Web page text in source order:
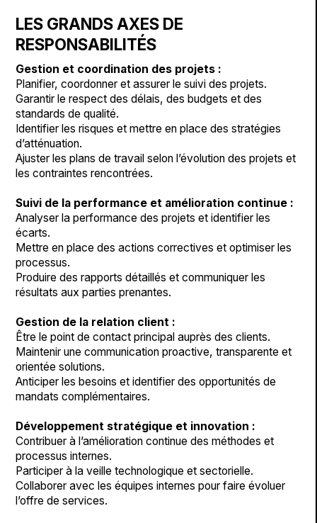
LES GRANDS AXES DE
RESPONSABILITÉS
Gestion et coordination des projets :
Planifier, coordonner et assurer le suivi des projets.
Garantir le respect des délais, des budgets et des
standards de qualité.
Identifier les risques et mettre en place des stratégies
d’atténuation.
Ajuster les plans de travail selon l’évolution des projets et
les contraintes rencontrées.
Suivi de la performance et amélioration continue :
Analyser la performance des projets et identifier les
écarts.
Mettre en place des actions correctives et optimiser les
processus.
Produire des rapports détaillés et communiquer les
résultats aux parties prenantes.
Gestion de la relation client :
Être le point de contact principal auprès des clients.
Maintenir une communication proactive, transparente et
orientée solutions.
Anticiper les besoins et identifier des opportunités de
mandats complémentaires.
Développement stratégique et innovation :
Contribuer à l’amélioration continue des méthodes et
processus internes.
Participer à la veille technologique et sectorielle.
Collaborer avec les équipes internes pour faire évoluer
l’offre de services.